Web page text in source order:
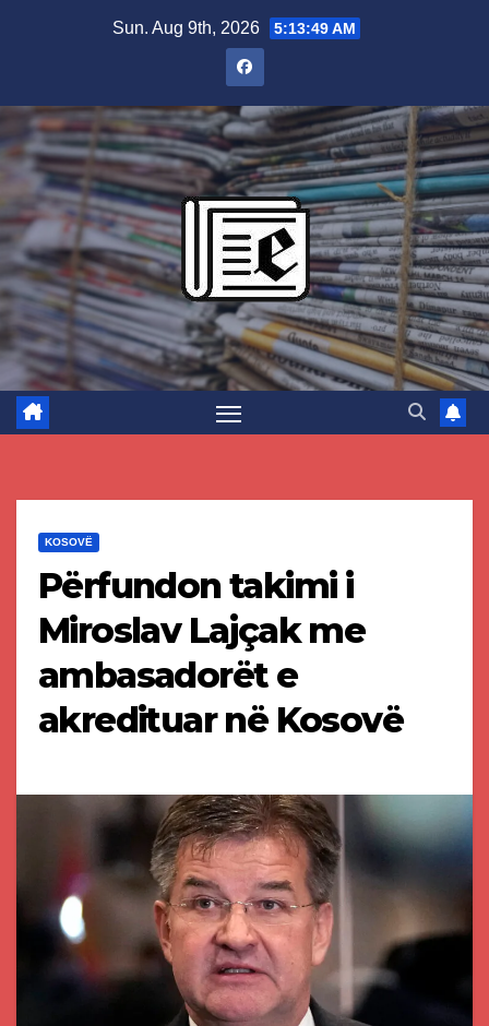
Sun. Aug 9th, 2026 5:13:50 AM
KOSOVË
Përfundon takimi i
Miroslav Lajçak me
ambasadorët e
akredituar në Kosovë